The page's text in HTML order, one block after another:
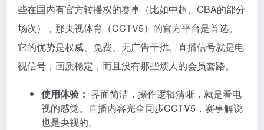
些在国内有官方转播权的赛事（比如中超、CBA的部分
场次），那央视体育（CCTV5）的官方平台是首选。
它的优势是权威、免费、无广告干扰。直播信号就是电
视信号，画质稳定，而且没有那些烦人的会员套路。
使用体验： 界面简洁，操作逻辑清晰，就是看电
视的感觉。直播内容完全同步CCTV5，赛事解说
也是央视的。